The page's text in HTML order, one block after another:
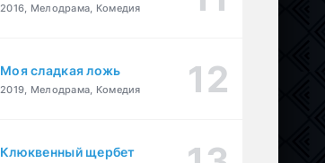
2016, Мелодрама, Комедия
Моя сладкая ложь
2019, Мелодрама, Комедия
Клюквенный щербет